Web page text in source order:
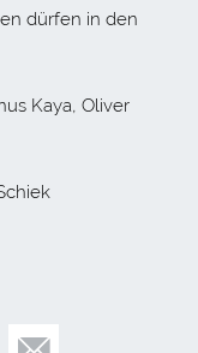
dürfen in den
Kaya, Oliver